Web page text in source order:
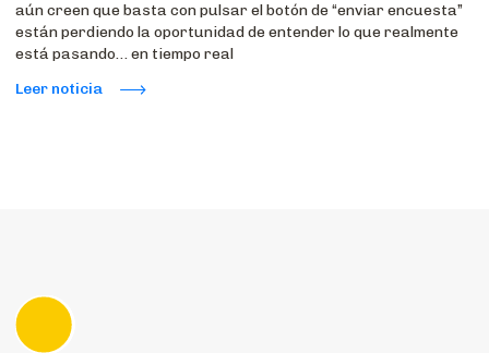
aún creen que basta con pulsar el botón de “enviar encuesta”
están perdiendo la oportunidad de entender lo que realmente
está pasando… en tiempo real
Leer noticia